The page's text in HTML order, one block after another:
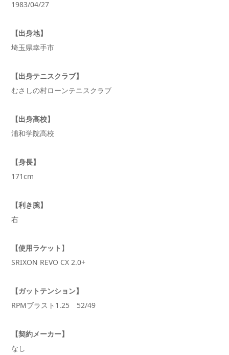
1983/04/27
【出身地】
埼玉県幸手市
【出身テニスクラブ】
むさしの村ローンテニスクラブ
【出身高校】
浦和学院高校
【身長】
171cm
【利き腕】
右
【使用ラケット 】
SRIXON REVO CX 2.0+
【ガットテンション】
RPMブラスト1.25 52/49
【契約メーカー】
なし